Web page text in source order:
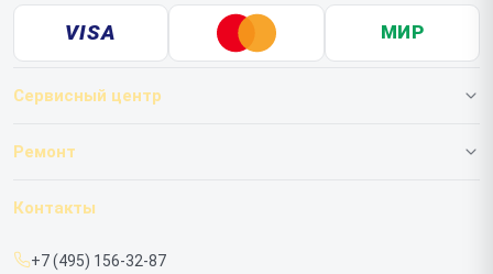
VISA МИР
Сервисный центр
О нашем сервисе
Ремонт
ИБП
Контакты
+7 (495) 156-32-87